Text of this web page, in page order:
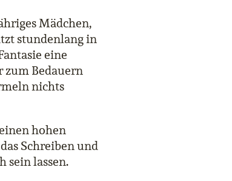
Mädchen,
stundenlang in
eine
zum Bedauern
nichts
hohen
Schreiben und
sein lassen.